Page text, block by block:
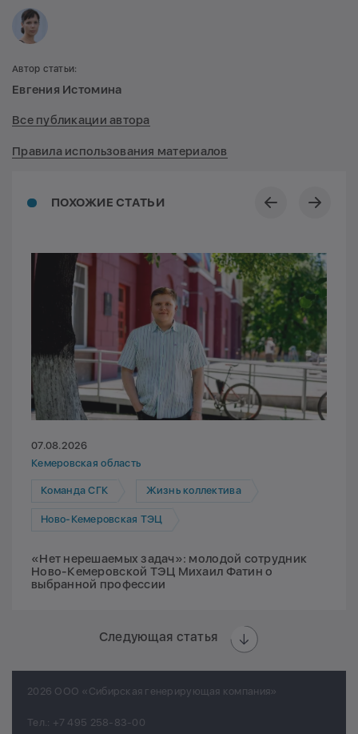
ПОХОЖИЕ СТАТЬИ
07.08.2026
Кемеровская область
Команда СГК Жизнь коллектива
Ново-Кемеровская ТЭЦ
«Нет нерешаемых задач»: молодой сотрудник
Ново-Кемеровской ТЭЦ Михаил Фатин о
выбранной профессии
Следующая статья
Автор статьи:
Евгения Истомина
Все публикации автора
Правила использования материалов
2026 ООО «Сибирская генерирующая компания»
Тел.: +7 495 258-83-00